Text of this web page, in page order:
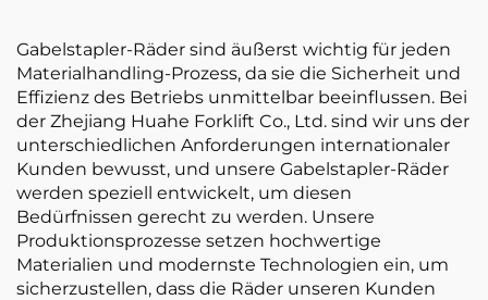
Gabelstapler-Räder sind äußerst wichtig für jeden
Materialhandling-Prozess, da sie die Sicherheit und
Effizienz des Betriebs unmittelbar beeinflussen. Bei
der Zhejiang Huahe Forklift Co., Ltd. sind wir uns der
unterschiedlichen Anforderungen internationaler
Kunden bewusst, und unsere Gabelstapler-Räder
werden speziell entwickelt, um diesen
Bedürfnissen gerecht zu werden. Unsere
Produktionsprozesse setzen hochwertige
Materialien und modernste Technologien ein, um
sicherzustellen, dass die Räder unseren Kunden